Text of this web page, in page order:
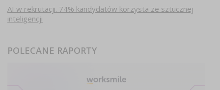
AI w rekrutacji. 74% kandydatów korzysta ze sztucznej
inteligencji
POLECANE RAPORTY